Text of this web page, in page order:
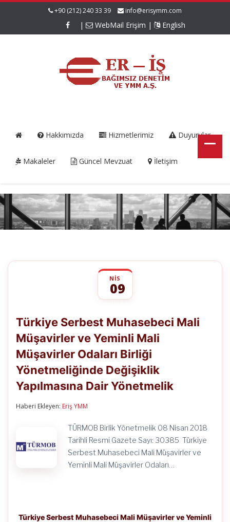
+90 (212) 240 33 39 info@erisymm.com
| WebMail Erişim | English
Hakkımızda Hizmetlerimiz Duyurular
Makaleler Güncel Mevzuat İletişim
NIS
09
Muhasebeci
Mali
Müşavirler
Yeminli
Mali
Müşavirler
Odaları
Birliği
Dair
için
Türkiye Serbest Muhasebeci Mali
Müşavirler ve Yeminli Mali
Müşavirler Odaları Birliği
Yönetmeliğinde Değişiklik
Yapılmasına Dair Yönetmelik
Haberi Ekleyen: Eriş YMM
TÜRMOB Birlik Yönetmelik 08 Nisan 2018
Tarihli Resmi Gazete Sayı: 30385 Türkiye
Serbest Muhasebeci Mali Müşavirler ve
Yeminli Mali Müşavirler Odaları…
Türkiye Serbest Muhasebeci Mali Müşavirler ve Yeminli